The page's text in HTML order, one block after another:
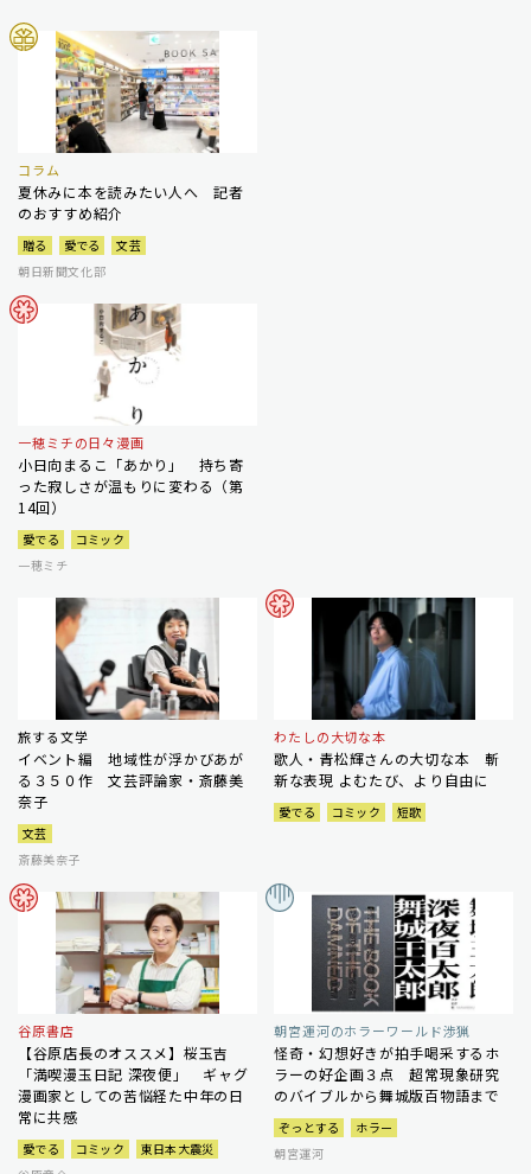
コラム
夏休みに本を読みたい人へ 記者
のおすすめ紹介
贈る 愛でる
文芸
朝日新聞文化部
一穂ミチの日々漫画
小日向まるこ「あかり」 持ち寄
った寂しさが温もりに変わる（第
14回）
愛でる
コミック
一穂ミチ
旅する文学
イベント編 地域性が浮かびあが
る３５０作 文芸評論家・斎藤美
奈子
文芸
斎藤美奈子
わたしの大切な本
歌人・青松輝さんの大切な本 斬
新な表現 よむたび、より自由に
愛でる コミック 短歌
谷原書店
【谷原店長のオススメ】桜玉吉
「満喫漫玉日記 深夜便」 ギャグ
漫画家としての苦悩経た中年の日
常に共感
愛でる コミック
東日本大震災
朝宮運河のホラーワールド渉猟
怪奇・幻想好きが拍手喝采するホ
ラーの好企画３点 超常現象研究
のバイブルから舞城版百物語まで
ぞっとする
ホラー
朝宮運河